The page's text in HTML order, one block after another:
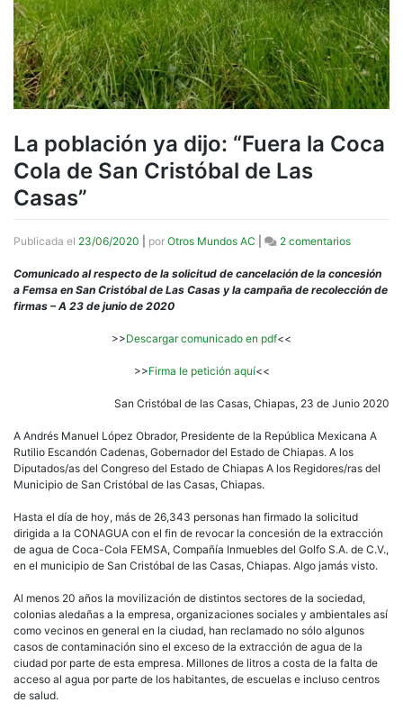
La población ya dijo: “Fuera la Coca
Cola de San Cristóbal de Las
Casas”
Publicada el 23/06/2020 por Otros Mundos AC 2 comentariosen
población
ya
San
de
Las
Casas”
Comunicado al respecto de la solicitud de cancelación de la concesión
a Femsa en San Cristóbal de Las Casas y la campaña de recolección de
firmas – A 23 de junio de 2020
>>Descargar comunicado en pdf<<
>>Firma le petición aquí<<
San Cristóbal de las Casas, Chiapas, 23 de Junio 2020
A Andrés Manuel López Obrador, Presidente de la República Mexicana A
Rutilio Escandón Cadenas, Gobernador del Estado de Chiapas. A los
Diputados/as del Congreso del Estado de Chiapas A los Regidores/ras del
Municipio de San Cristóbal de las Casas, Chiapas.
Hasta el día de hoy, más de 26,343 personas han firmado la solicitud
dirigida a la CONAGUA con el fin de revocar la concesión de la extracción
de agua de Coca-Cola FEMSA, Compañía Inmuebles del Golfo S.A. de C.V.,
en el municipio de San Cristóbal de las Casas, Chiapas. Algo jamás visto.
Al menos 20 años la movilización de distintos sectores de la sociedad,
colonias aledañas a la empresa, organizaciones sociales y ambientales así
como vecinos en general en la ciudad, han reclamado no sólo algunos
casos de contaminación sino el exceso de la extracción de agua de la
ciudad por parte de esta empresa. Millones de litros a costa de la falta de
acceso al agua por parte de los habitantes, de escuelas e incluso centros
de salud.